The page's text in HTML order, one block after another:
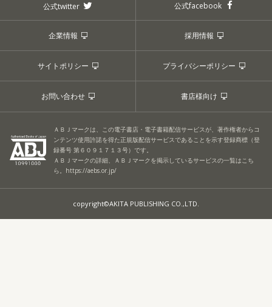
公式twitter 公式facebook
企業情報 採用情報
サイトポリシー プライバシーポリシー
お問い合わせ 書店様向け
ＡＢＪマークは、この電子書店・電子書籍配信サービスが、著作権者からコ
ンテンツ使用許諾を得た正規版配信サービスであることを示す登録商標（登
録番号 第６０９１７１３号）です。
ＡＢＪマークの詳細、ＡＢＪマークを掲示しているサービスの一覧はこち
ら。 https://aebs.or.jp/
copyright©AKITA PUBLISHING CO.,LTD.